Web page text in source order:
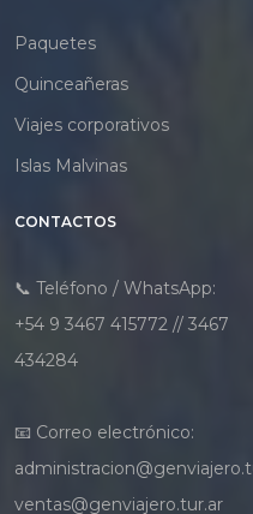
Paquetes
Quinceañeras
Viajes corporativos
Islas Malvinas
CONTACTOS
📞 Teléfono / WhatsApp:
+54 9 3467 415772 // 3467
434284
📧 Correo electrónico:
ventas@genviajero.tur.ar